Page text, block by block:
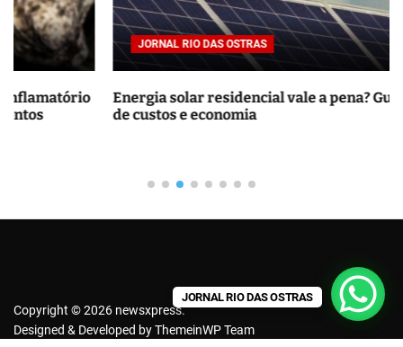
o
r
:
JORNAL RIO DAS OSTRAS
Energia solar residencial vale a pena? Guia completo
de custos e economia
Copyright © 2026 newsxpress.
Designed & Developed byThemeinWP Team
JORNAL RIO DAS OSTRAS